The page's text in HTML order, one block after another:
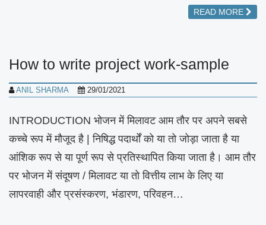
READ MORE
How to write project work-sample
ANIL SHARMA 29/01/2021
INTRODUCTION भोजन में मिलावट आम तौर पर अपने सबसे
कच्चे रूप में मौजूद है | निषिद्ध पदार्थों को या तो जोड़ा जाता है या
आंशिक रूप से या पूर्ण रूप से प्रतिस्थापित किया जाता है। आम तौर
पर भोजन में संदूषण / मिलावट या तो वित्तीय लाभ के लिए या
लापरवाही और प्रसंस्करण, भंडारण, परिवहन…